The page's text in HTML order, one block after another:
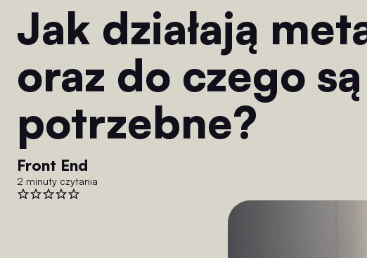
Jak działają meta tagi
oraz do czego są
potrzebne?
Front End
2 minuty czytania